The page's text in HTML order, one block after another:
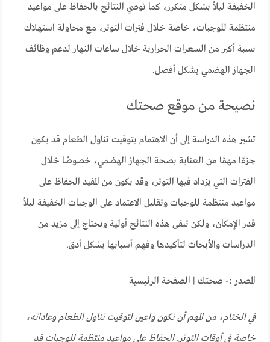
الخفيفة ليلاً بشكل متكرر، كما توصي النتائج بالحفاظ على مواعيد
منتظمة للوجبات، خاصة خلال فترات التوتر، مع محاولة استهلاك
نسبة أكبر من السعرات الحرارية خلال ساعات النهار لدعم وظائف
الجهاز الهضمي بشكل أفضل.
نصيحة من موقع صحتك
تشير هذه الدراسة إلى أن الاهتمام بتوقيت تناول الطعام قد يكون
جزءًا مهمًا من العناية بصحة الجهاز الهضمي، خصوصًا خلال
الفترات التي يزداد فيها التوتر، وقد يكون من المفيد الحفاظ على
مواعيد منتظمة للوجبات وتقليل الاعتماد على الوجبات الخفيفة ليلاً
قدر الإمكان، ولكن تبقى هذه النتائج أولية وتحتاج إلى مزيد من
الدراسات والأبحاث لتأكيدها وفهم أسبابها بشكل أدق.
المصدر :- صحتك | الصفحة الرئيسية
في الختام، من المهم أن نكون واعين لتوقيت تناول الطعام وعاداته،
خاصة في أوقات التوتر. الحفاظ على مواعيد منتظمة للوجبات قد